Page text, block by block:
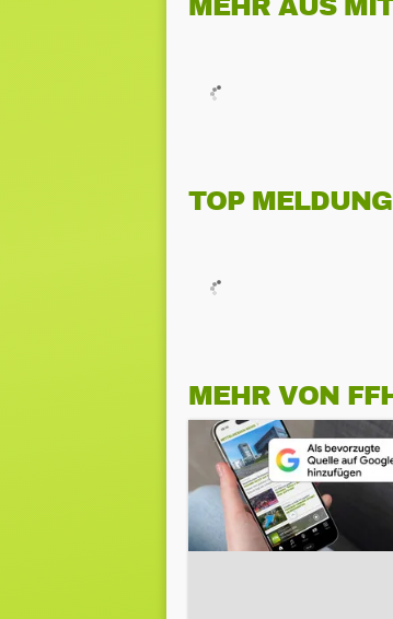
MEHR AUS
TOP
MEHR VON